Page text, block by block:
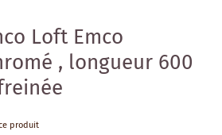
Loft Emco
, longueur 600
produit